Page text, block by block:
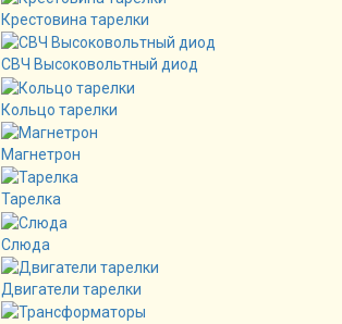
Крестовина тарелки
СВЧ Высоковольтный диод
Кольцо тарелки
Магнетрон
Тарелка
Слюда
Двигатели тарелки